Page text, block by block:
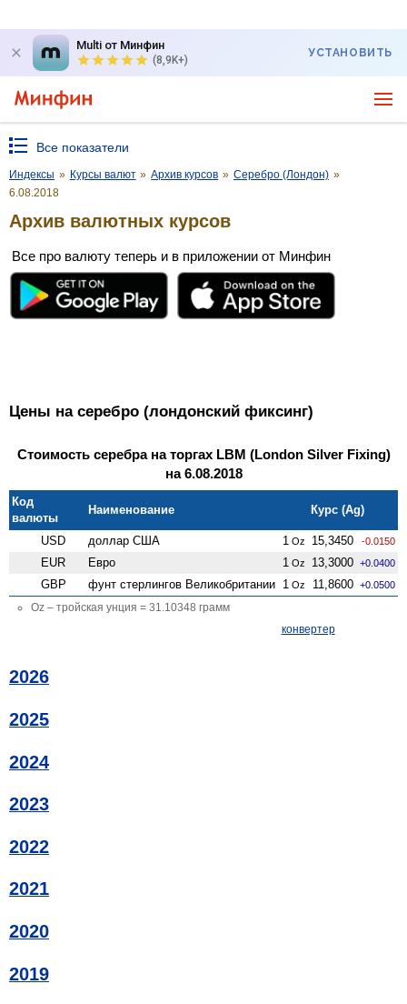
Multi от Минфин
(8,9K+)
УСТАНОВИТЬ
Все показатели
Индексы » Курсы валют » Архив курсов » Серебро (Лондон) »
6.08.2018
Архив валютных курсов
Все про валюту теперь и в приложении от Минфин
Цены на серебро (лондонский фиксинг)
Стоимость серебра на торгах LBM (London Silver Fixing)
на 6.08.2018
Код
валюты
Наименование Курс (Ag)
USD доллар США 1 Oz 15,3450 -0.0150
EUR Евро 1 Oz 13,3000 +0.0400
GBP фунт стерлингов Велико­британии 1 Oz 11,8600 +0.0500
Oz – тройская унция = 31.10348 грамм
конвертер
2026
2025
2024
2023
2022
2021
2020
2019